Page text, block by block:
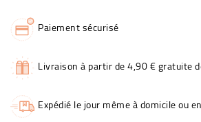
Paiement sécurisé
Livraison à partir de 4,90 € gratuite
Expédié le jour même à domicile ou